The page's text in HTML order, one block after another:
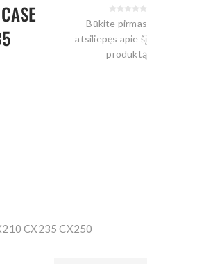
Būkite pirmas
atsiliepęs apie šį
produktą
CX235 CX250